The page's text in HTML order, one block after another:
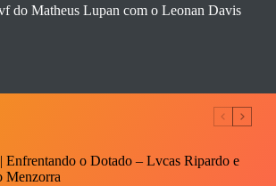
do Matheus Lupan com o Leonan Davis
o Dotado – Lvcas Ripardo e
Menzorra